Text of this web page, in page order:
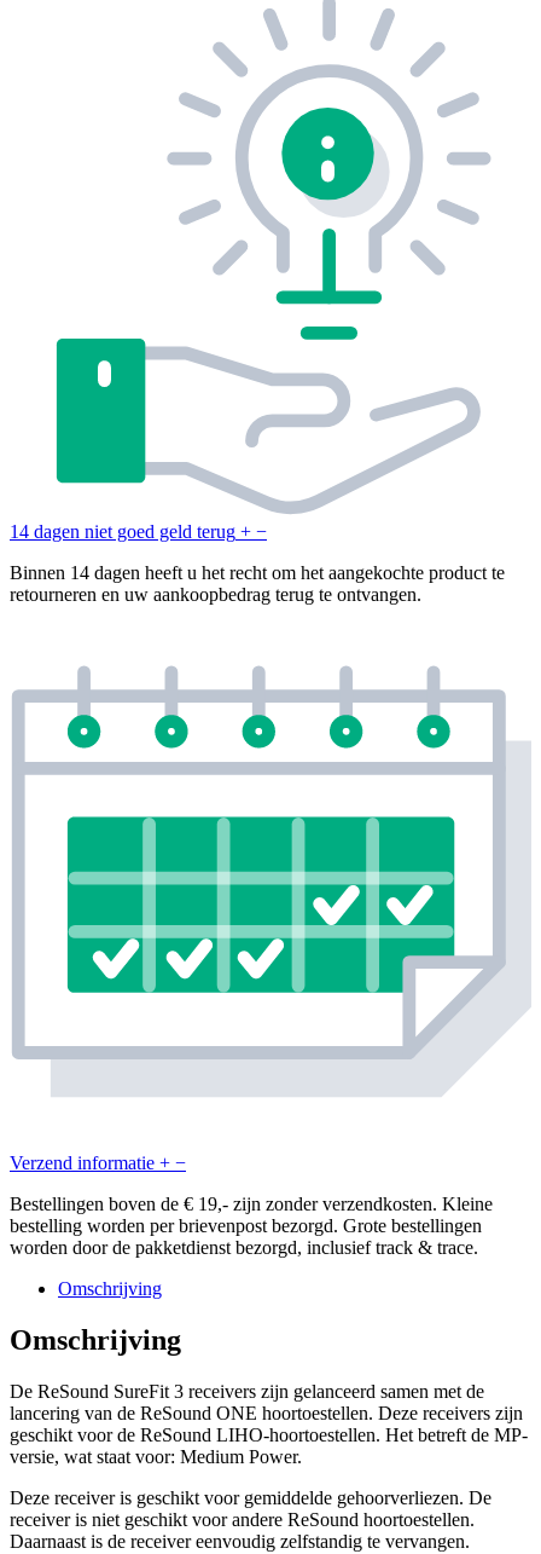
14 dagen niet goed geld terug + −
Binnen 14 dagen heeft u het recht om het aangekochte product te
retourneren en uw aankoopbedrag terug te ontvangen.
Verzend informatie + −
Bestellingen boven de € 19,- zijn zonder verzendkosten. Kleine
bestelling worden per brievenpost bezorgd. Grote bestellingen
worden door de pakketdienst bezorgd, inclusief track & trace.
Omschrijving
Omschrijving
De ReSound SureFit 3 receivers zijn gelanceerd samen met de
lancering van de ReSound ONE hoortoestellen. Deze receivers zijn
geschikt voor de ReSound LIHO-hoortoestellen. Het betreft de MP-
versie, wat staat voor: Medium Power.
Deze receiver is geschikt voor gemiddelde gehoorverliezen. De
receiver is niet geschikt voor andere ReSound hoortoestellen.
Daarnaast is de receiver eenvoudig zelfstandig te vervangen.